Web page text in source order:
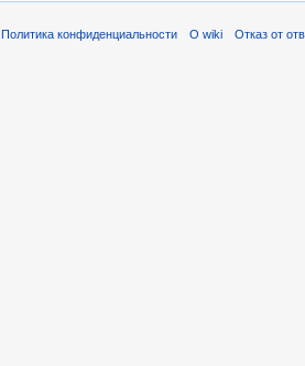
Политика конфиденциальности О wiki Отказ от